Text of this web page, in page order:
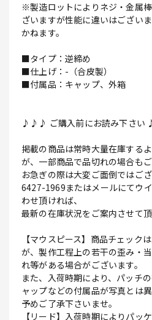
※製造ロットによりネジ・金属
ざいますが性能に違いはござい
かねます。
■タイプ：逆締め
■仕上げ：-（合皮製）
■付属品：キャップ、外箱
♪♪♪ ご購入前にお読み下さ
掲載の商品は常時大量在庫する
が、一部商品で品切れの場合もご
お急ぎの際は大変ご面倒ではご
6427-1969またはメールにてウ
わせ頂ければ、
最新の在庫状況をご案内させて頂
【マウスピース】商品チェック
が、製作工程上の若干の歪み・
れ等がある場合がございます。
また、入荷時期により、パッチ
ャップなどの付属品が写真とは
予めご了承下さいませ。
【リード】入荷時期によりパッ